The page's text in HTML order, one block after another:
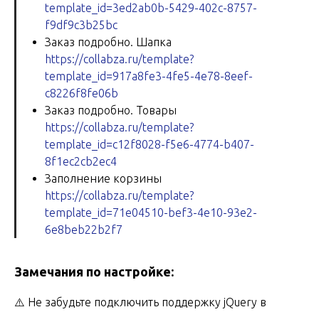
template_id=3ed2ab0b-5429-402c-8757-
f9df9c3b25bc
Заказ подробно. Шапка
https://collabza.ru/template?
template_id=917a8fe3-4fe5-4e78-8eef-
c8226f8fe06b
Заказ подробно. Товары
https://collabza.ru/template?
template_id=c12f8028-f5e6-4774-b407-
8f1ec2cb2ec4
Заполнение корзины
https://collabza.ru/template?
template_id=71e04510-bef3-4e10-93e2-
6e8beb22b2f7
Замечания по настройке:
⚠️ Не забудьте подключить поддержку jQuery в